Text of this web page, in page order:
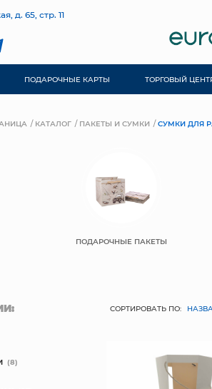
д. 65, стр. 11
ПОДАРОЧНЫЕ КАРТЫ ТОРГОВЫЙ
КАТАЛОГ ПАКЕТЫ И СУМКИ СУМКИ ДЛЯ
ПОДАРОЧНЫЕ ПАКЕТЫ
СОРТИРОВАТЬ ПО:
(8)